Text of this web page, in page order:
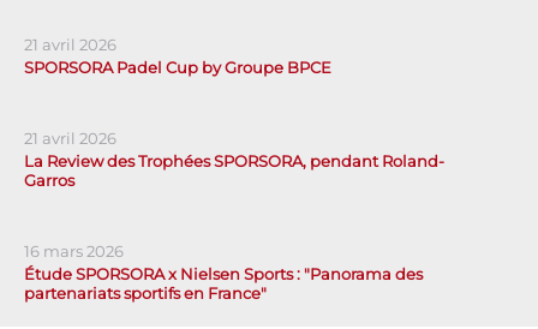
21 avril 2026
SPORSORA Padel Cup by Groupe BPCE
21 avril 2026
La Review des Trophées SPORSORA, pendant Roland-
Garros
16 mars 2026
Étude SPORSORA x Nielsen Sports : "Panorama des
partenariats sportifs en France"